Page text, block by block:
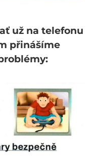
už na telefonu
přinášíme